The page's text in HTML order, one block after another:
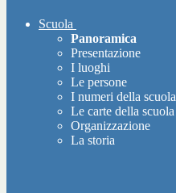
Scuola
Panoramica
Presentazione
I luoghi
Le persone
I numeri della scuola
Le carte della scuola
Organizzazione
La storia